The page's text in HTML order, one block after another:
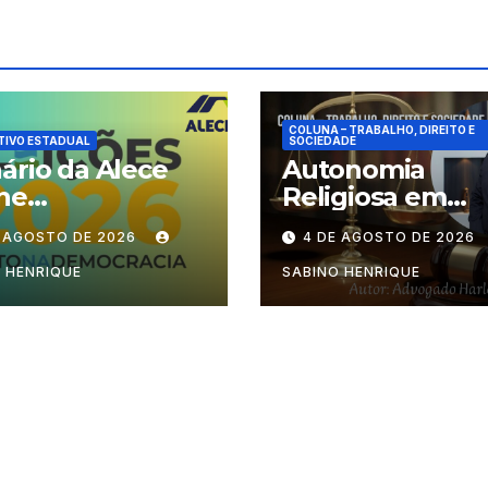
ESTADUAL
da Alece
das
durante o
eleitoral
AGOSTO DE 2026
COLUNA – TRABALHO, DIREITO E
SOCIEDADE
Autonomia
Religiosa em
Julgamento:
decide as
dentro dos
templos?
4 DE AGOSTO DE 2026
SABINO HENRIQUE